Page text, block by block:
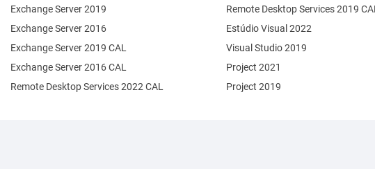
Exchange Server 2019
Exchange Server 2016
Remote Desktop Services 2022 CAL
Remote Desktop Services 2019
Exchange Server 2019 CAL
Exchange Server 2016 CAL
Estúdio Visual 2022
Visual Studio 2019
Project 2021
Project 2019